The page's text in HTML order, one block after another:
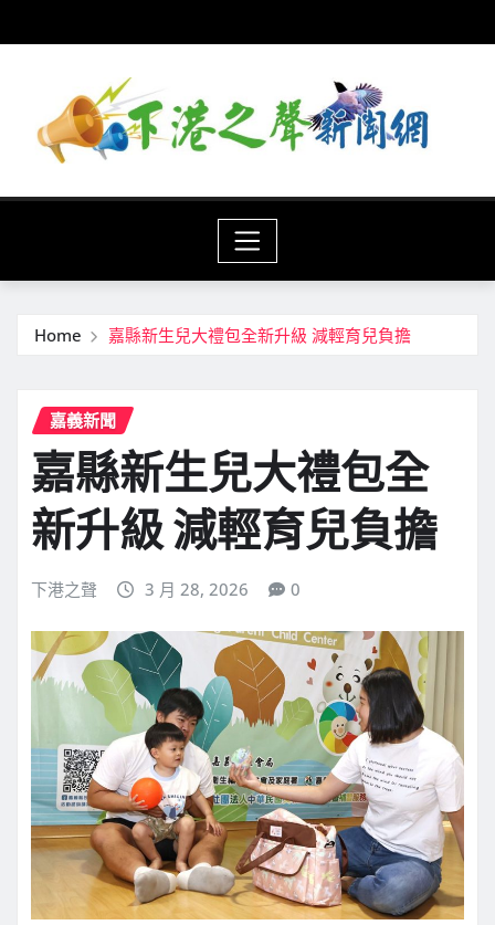
to
Home 嘉縣新生兒大禮包全新升級 減輕育兒負擔
嘉義新聞
嘉縣新生兒大禮包全
新升級 減輕育兒負擔
下港之聲 3 月 28, 2026 0